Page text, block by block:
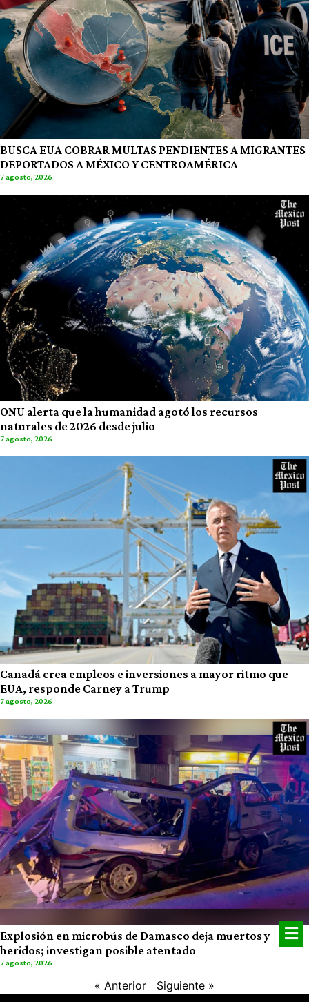
BUSCA EUA COBRAR MULTAS PENDIENTES A MIGRANTES
DEPORTADOS A MÉXICO Y CENTROAMÉRICA
7 agosto, 2026
ONU alerta que la humanidad agotó los recursos
naturales de 2026 desde julio
7 agosto, 2026
Canadá crea empleos e inversiones a mayor ritmo que
EUA, responde Carney a Trump
7 agosto, 2026
Explosión en microbús de Damasco deja muertos y
heridos; investigan posible atentado
7 agosto, 2026
« Anterior Siguiente »